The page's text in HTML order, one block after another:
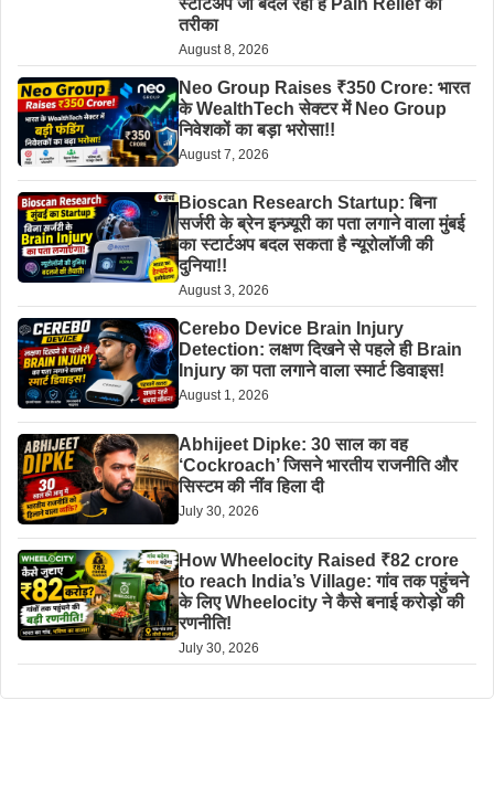
तरीका
August 8, 2026
Neo Group Raises ₹350 Crore: भारत
के WealthTech सेक्टर में Neo Group
निवेशकों का बड़ा भरोसा!!
August 7, 2026
Bioscan Research Startup: बिना
सर्जरी के ब्रेन इन्ज़्यूरी का पता लगाने वाला मुंबई
का स्टार्टअप बदल सकता है न्यूरोलॉजी की
दुनिया!!
August 3, 2026
Cerebo Device Brain Injury
Detection: लक्षण दिखने से पहले ही Brain
Injury का पता लगाने वाला स्मार्ट डिवाइस!
August 1, 2026
Abhijeet Dipke: 30 साल का वह
‘Cockroach’ जिसने भारतीय राजनीति और
सिस्टम की नींव हिला दी
July 30, 2026
How Wheelocity Raised ₹82 crore
to reach India’s Village: गांव तक पहुंचने
के लिए Wheelocity ने कैसे बनाई करोड़ो की
रणनीति!
July 30, 2026